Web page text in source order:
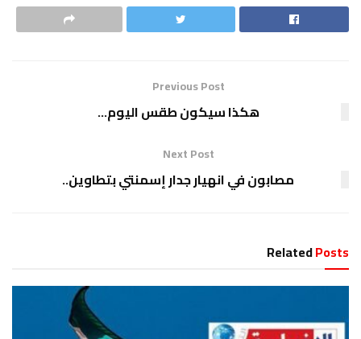
Previous Post
هكذا سيكون طقس اليوم…
Next Post
مصابون في انهيار جدار إسمنتي بتطاوين..
RelatedPosts